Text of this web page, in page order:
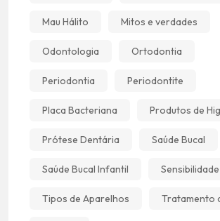
Mau Hálito Mitos e verdades
Odontologia Ortodontia
Periodontia Periodontite
Placa Bacteriana Produtos de
Prótese Dentária Saúde Bucal
Saúde Bucal Infantil Sensibilidade
Tipos de Aparelhos Tratamento